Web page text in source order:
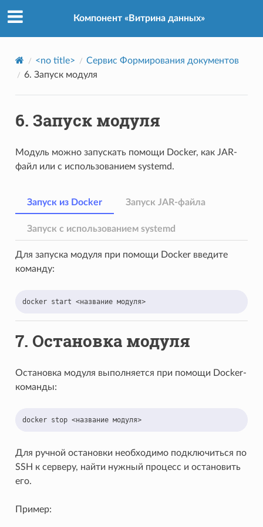
Компонент «Витрина данных»
<no title>
Сервис Формирования документов
6. Запуск модуля
6. Запуск модуля
Модуль можно запускать помощи Docker, как JAR-
файл или с использованием systemd.
Запуск из Docker
Для запуска модуля при помощи Docker введите
команду:
docker start <название модуля>
Запуск JAR-файла
Запуск с использованием systemd
7. Остановка модуля
Остановка модуля выполняется при помощи Docker-
команды:
docker stop <название модуля>
Для ручной остановки необходимо подключиться по
SSH к серверу, найти нужный процесс и остановить
его.
Пример: